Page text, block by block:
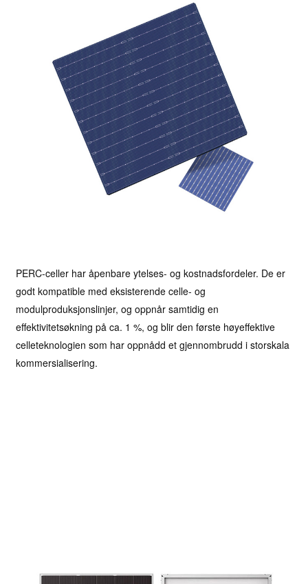
PERC-celler har åpenbare ytelses- og kostnadsfordeler. De er
godt kompatible med eksisterende celle- og
modulproduksjonslinjer, og oppnår samtidig en
effektivitetsøkning på ca. 1 %, og blir den første høyeffektive
celleteknologien som har oppnådd et gjennombrudd i storskala
kommersialisering.